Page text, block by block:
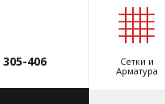
305-406
Сетки и
Арматура